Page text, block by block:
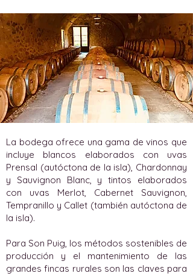
La bodega ofrece una gama de vinos que
incluye blancos elaborados con uvas
Prensal (autóctona de la isla), Chardonnay
y Sauvignon Blanc, y tintos elaborados
con uvas Merlot, Cabernet Sauvignon,
Tempranillo y Callet (también autóctona de
la isla).
Para Son Puig, los métodos sostenibles de
producción y el mantenimiento de las
grandes fincas rurales son las claves para